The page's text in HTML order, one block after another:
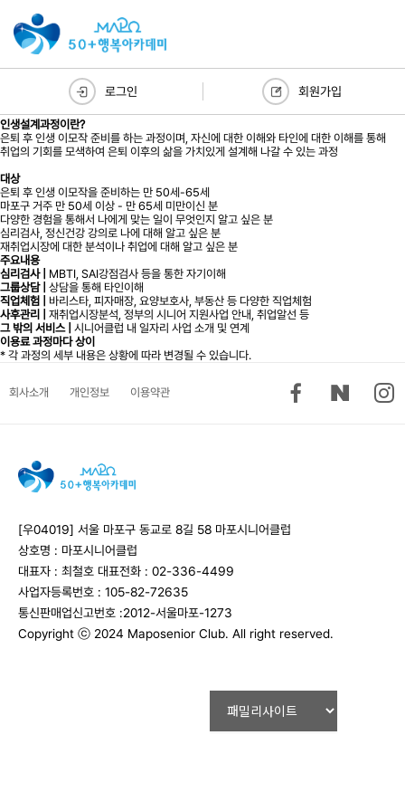
로그인 회원가입
인생설계과정이란?
은퇴 후 인생 이모작 준비를 하는 과정이며, 자신에 대한 이해와 타인에 대한 이해를 통해
취업의 기회를 모색하여 은퇴 이후의 삶을 가치있게 설계해 나갈 수 있는 과정
대상
은퇴 후 인생 이모작을 준비하는 만 50세-65세
마포구 거주 만 50세 이상 - 만 65세 미만이신 분
다양한 경험을 통해서 나에게 맞는 일이 무엇인지 알고 싶은 분
심리검사, 정신건강 강의로 나에 대해 알고 싶은 분
재취업시장에 대한 분석이나 취업에 대해 알고 싶은 분
주요내용
심리검사 | MBTI, SAI강점검사 등을 통한 자기이해
그룹상담 | 상담을 통해 타인이해
직업체험 | 바리스타, 피자매장, 요양보호사, 부동산 등 다양한 직업체험
사후관리 | 재취업시장분석, 정부의 시니어 지원사업 안내, 취업알선 등
그 밖의 서비스 | 시니어클럽 내 일자리 사업 소개 및 연계
이용료과정마다 상이
* 각 과정의 세부 내용은 상황에 따라 변경될 수 있습니다.
회사소개 개인정보 이용약관
[우04019] 서울 마포구 동교로 8길 58 마포시니어클럽
상호명 : 마포시니어클럽
대표자 : 최철호 대표전화 : 02-336-4499
사업자등록번호 : 105-82-72635
통신판매업신고번호 :2012-서울마포-1273
Copyright ⓒ 2024 Maposenior Club. All right reserved.